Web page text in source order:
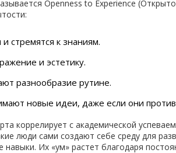
Openness to Experience
стремятся к знаниям.
и эстетику.
разнообразие рутине.
новые идеи, даже если они
коррелирует с академической
люди сами создают себе среду для
навыки. Их «ум» растет благодаря